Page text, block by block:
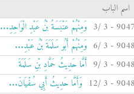
اسم الباب
90478 -
وَمِنْهُمْ عَنْبَسَةُ بْنُ عَبْدِ الْوَاحِدِ...
90481 -
وَمِنْهُمْ أَبُو سَلَمَةَ بْنُ عَبْدِ...
90484 -
أَمَّا حَدِيثُ حَمَّادِ بْنِ سَلَمَةَ
90487 -
وَأَمَّا حَدِيثُ أَبِي سُفْيَانَ...